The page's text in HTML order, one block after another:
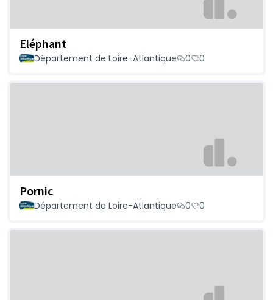
Eléphant
Département de Loire-Atlantique 0 0
Pornic
Département de Loire-Atlantique 0 0